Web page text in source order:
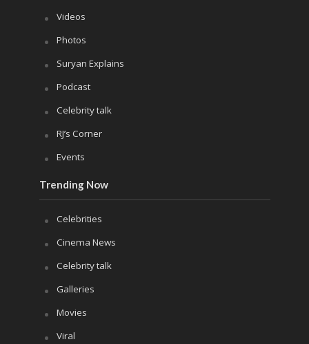
Videos
Photos
Suryan Explains
Podcast
Celebrity talk
RJ’s Corner
Events
Trending Now
Celebrities
Cinema News
Celebrity talk
Galleries
Movies
Viral